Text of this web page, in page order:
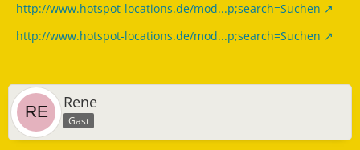
http://www.hotspot-locations.de/mod...p;search=Suchen
http://www.hotspot-locations.de/mod...p;search=Suchen
Rene
Gast